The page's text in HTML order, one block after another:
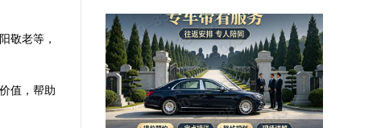
敬老等，
值，帮助
依山傍水，绿树成荫，为逝者提供了一个宁
静而庄严的安息之地。近年来，随着人们对
逝者安葬方式的不断追求，墓碑作为纪念逝
者、寄托哀